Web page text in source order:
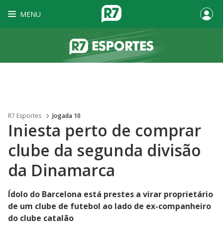
MENU
R7 Esportes Jogada 10
Iniesta perto de comprar
clube da segunda divisão
da Dinamarca
Ídolo do Barcelona está prestes a virar proprietário
de um clube de futebol ao lado de ex-companheiro
do clube catalão